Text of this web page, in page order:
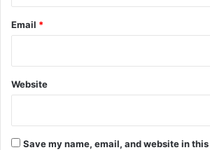
Email *
Website
Save my name, email, and website in